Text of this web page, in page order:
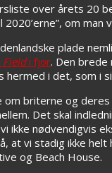
over årets 20
om man
plade
Fieldi fjor. Den
hermed i det, som
om briterne og
Det skal
nødvendigvis
at vi stadig ikke
og Beach House.